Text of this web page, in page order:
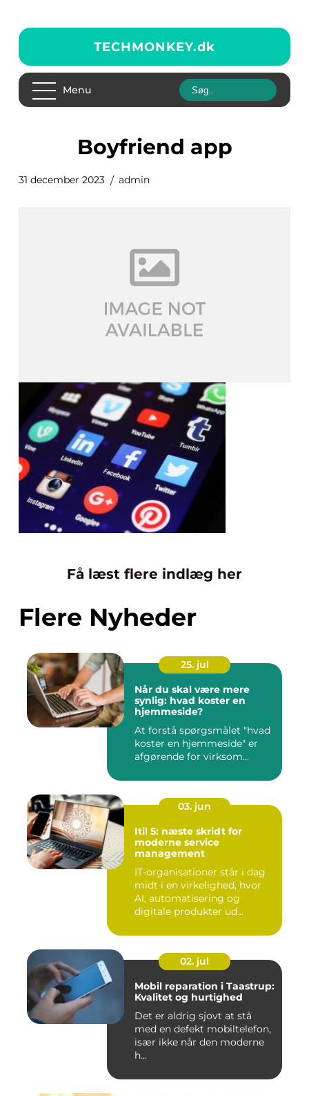
TECHMONKEY.dk
Menu
boyfriend app
31 december 2023 admin
Få læst flere indlæg her
Flere Nyheder
25. jul
Når du skal være mere
synlig: hvad koster en
hjemmeside?
At forstå spørgsmålet "hvad
koster en hjemmeside" er
afgørende for virksom...
03. jun
Itil 5: næste skridt for
moderne service
management
IT-organisationer står i dag
midt i en virkelighed, hvor
AI, automatisering og
digitale produkter ud...
02. jul
Mobil reparation i Taastrup:
Kvalitet og hurtighed
Det er aldrig sjovt at stå
med en defekt mobiltelefon,
især ikke når den moderne
h...